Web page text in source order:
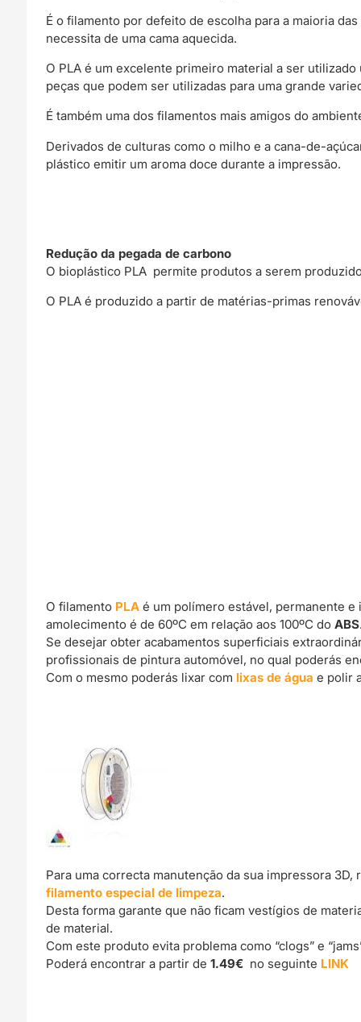
É o filamento por defeito de escolha para a maioria
necessita de uma cama aquecida.
O PLA é um excelente primeiro material a ser
peças que podem ser utilizadas para uma grande
É também uma dos filamentos mais amigos do
Derivados de culturas como o milho e a cana-de-
plástico emitir um aroma doce durante a impressão.
Redução da pegada de carbono
O bioplástico PLA permite produtos a serem
O PLA é produzido a partir de matérias-primas
O filamento PLA é um polímero estável, permanente
amolecimento é de 60ºC em relação aos 100ºC doABS
Se desejar obter acabamentos superficiais
profissionais de pintura automóvel, no qual poderás
Com o mesmo poderás lixar com lixas de água e polir
Para uma correcta manutenção da sua impressora
filamento especial de limpeza.
Desta forma garante que não ficam vestígios de
de material.
Com este produto evita problema como “clogs” e
Poderá encontrar a partir de1.49€ no seguinte LINK